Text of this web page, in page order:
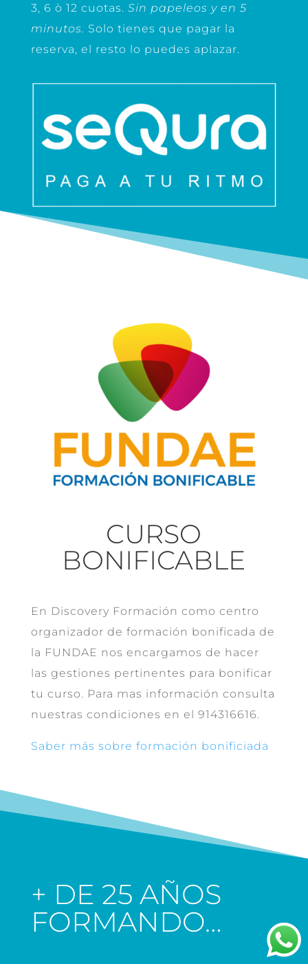
3, 6 ò 12 cuotas. Sin papeleos y en 5
minutos. Solo tienes que pagar la
reserva, el resto lo puedes aplazar.
CURSO
BONIFICABLE
En Discovery Formación como centro
organizador de formación bonificada de
la FUNDAE nos encargamos de hacer
las gestiones pertinentes para bonificar
tu curso. Para mas información consulta
nuestras condiciones en el 914316616.
Saber más sobre formación bonificiada
+ DE 25 AÑOS
FORMANDO…